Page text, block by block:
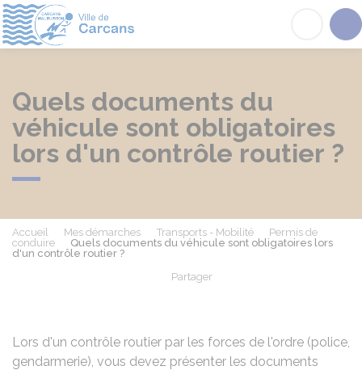
Quels documents du
véhicule sont obligatoires
lors d'un contrôle routier ?
Accueil Mes démarches Transports - Mobilité
Permis de
conduire
Quels documents du véhicule sont obligatoires lors
d'un contrôle routier ?
Partager
Lors d'un contrôle routier par les forces de l'ordre (police,
gendarmerie), vous devez présenter les documents